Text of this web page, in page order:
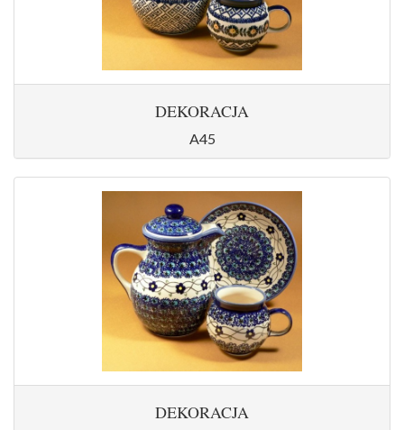
DEKORACJA
A45
DEKORACJA